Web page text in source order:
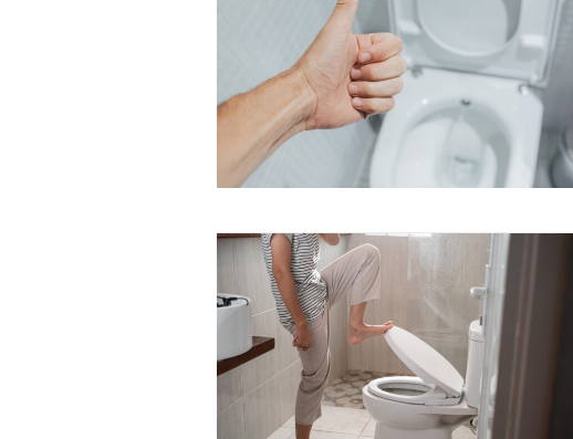
Nullam eu erat condimentum
Donec quis est ac felis
Orci varius natoque dolor